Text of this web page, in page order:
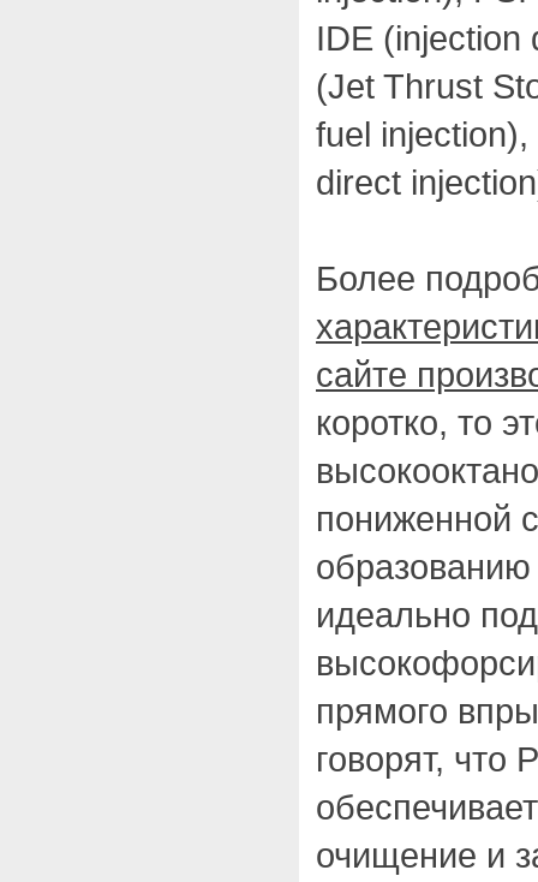
IDE (injection
(Jet Thrust
fuel
direct
Более
сайте
коротко, то
пониженной
образованию
идеально
прямого
говорят, что
очищение и